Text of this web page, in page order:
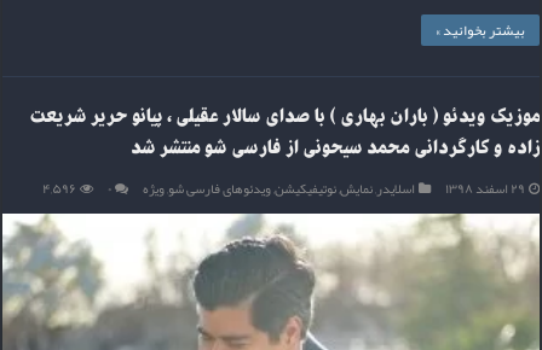
بیشتر بخوانید »
موزیک ویدئو ( باران بهاری ) با صدای سالار عقیلی ، پیانو حریر شریعت
زاده و کارگردانی محمد سیحونی از فارسی شو منتشر شد
۲۹ اسفند ۱۳۹۸ اسلایدر,نمایش,نوتیفیکیشن,ویدئوهای فارسی شو,ویژه ۰ ۴,۵۹۶